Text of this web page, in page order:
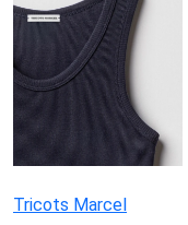
Tricots Marcel